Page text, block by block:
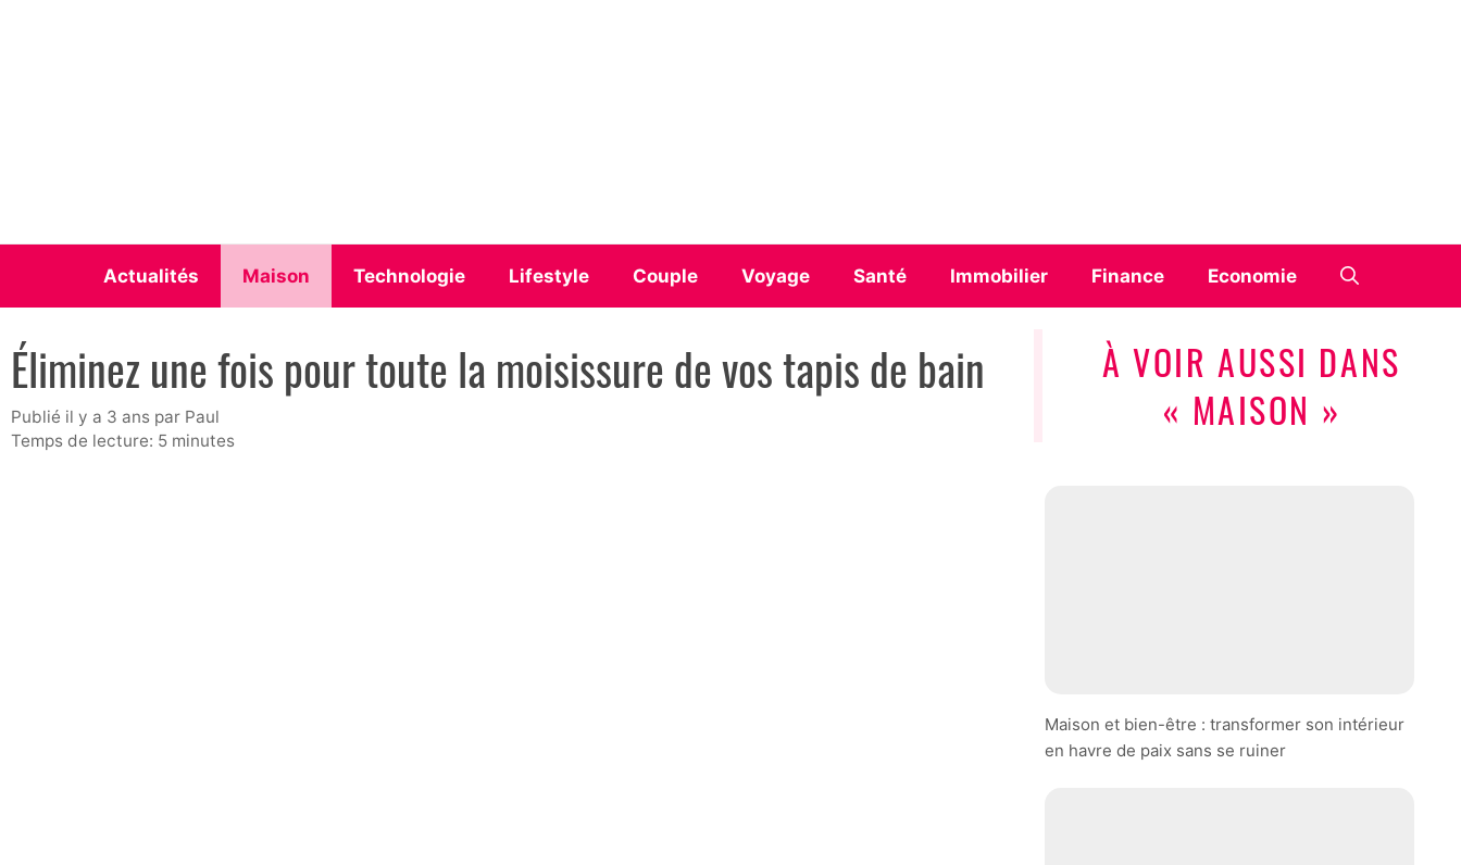
Actualités Maison Technologie Lifestyle Couple Voyage Santé Immobilier Finance Economie
Éliminez une fois pour toute la moisissure de vos tapis de bain
publié il y a 3 ans par Paul
Temps de lecture: 5 minutes
À VOIR AUSSI DANS
« MAISON »
Maison et bien-être : transformer son intérieur
en havre de paix sans se ruiner